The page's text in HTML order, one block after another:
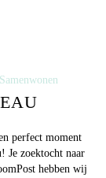
Samenwonen
perfect moment
Je zoektocht naar
hebben wij